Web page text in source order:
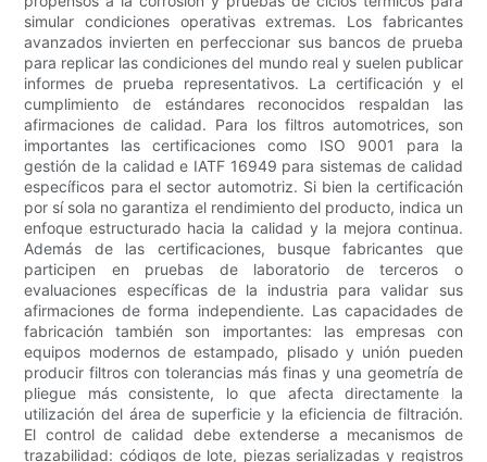
simular condiciones operativas extremas. Los fabricantes
avanzados invierten en perfeccionar sus bancos de prueba
para replicar las condiciones del mundo real y suelen publicar
informes de prueba representativos. La certificación y el
cumplimiento de estándares reconocidos respaldan las
afirmaciones de calidad. Para los filtros automotrices, son
importantes las certificaciones como ISO 9001 para la
gestión de la calidad e IATF 16949 para sistemas de calidad
específicos para el sector automotriz. Si bien la certificación
por sí sola no garantiza el rendimiento del producto, indica un
enfoque estructurado hacia la calidad y la mejora continua.
Además de las certificaciones, busque fabricantes que
participen en pruebas de laboratorio de terceros o
evaluaciones específicas de la industria para validar sus
afirmaciones de forma independiente. Las capacidades de
fabricación también son importantes: las empresas con
equipos modernos de estampado, plisado y unión pueden
producir filtros con tolerancias más finas y una geometría de
pliegue más consistente, lo que afecta directamente la
utilización del área de superficie y la eficiencia de filtración.
El control de calidad debe extenderse a mecanismos de
trazabilidad: códigos de lote, piezas serializadas y registros